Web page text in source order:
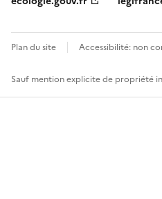
Plan du site Accessibilité: non
Sauf mention explicite de propriété